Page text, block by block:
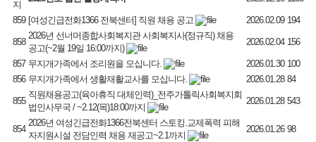
지
859 [여성긴급전화1366 전북센터] 직원 채용 공고 2026.02.09 194
858
2026년 선너머종합사회복지관 사회복지사(정규직) 채용
공고(~2월 19일 16:00까지)
2026.02.04 156
857 무지개가족에서 조리원을 모십니다. 2026.01.30 100
856 무지개가족에서 생활재활교사를 모십니다. 2026.01.28 84
855
직원채용공고(육아휴직 대체인력)_전주가톨릭사회복지회
법인사무국 / ~2.12(목)18:00까지
2026.01.28 543
854
2026년 여성긴급전화1366전북센터 스토킹.교제폭력 피해
자지원시설 전담인력 채용 재공고~2.1까지
2026.01.26 98